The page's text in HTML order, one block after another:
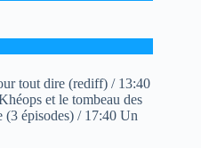
tout dire (rediff) / 13:40
et le tombeau des
(3 épisodes) / 17:40 Un